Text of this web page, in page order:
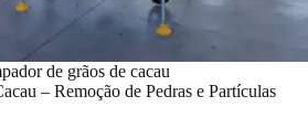
de grãos de cacau
– Remoção de Pedras e Partículas